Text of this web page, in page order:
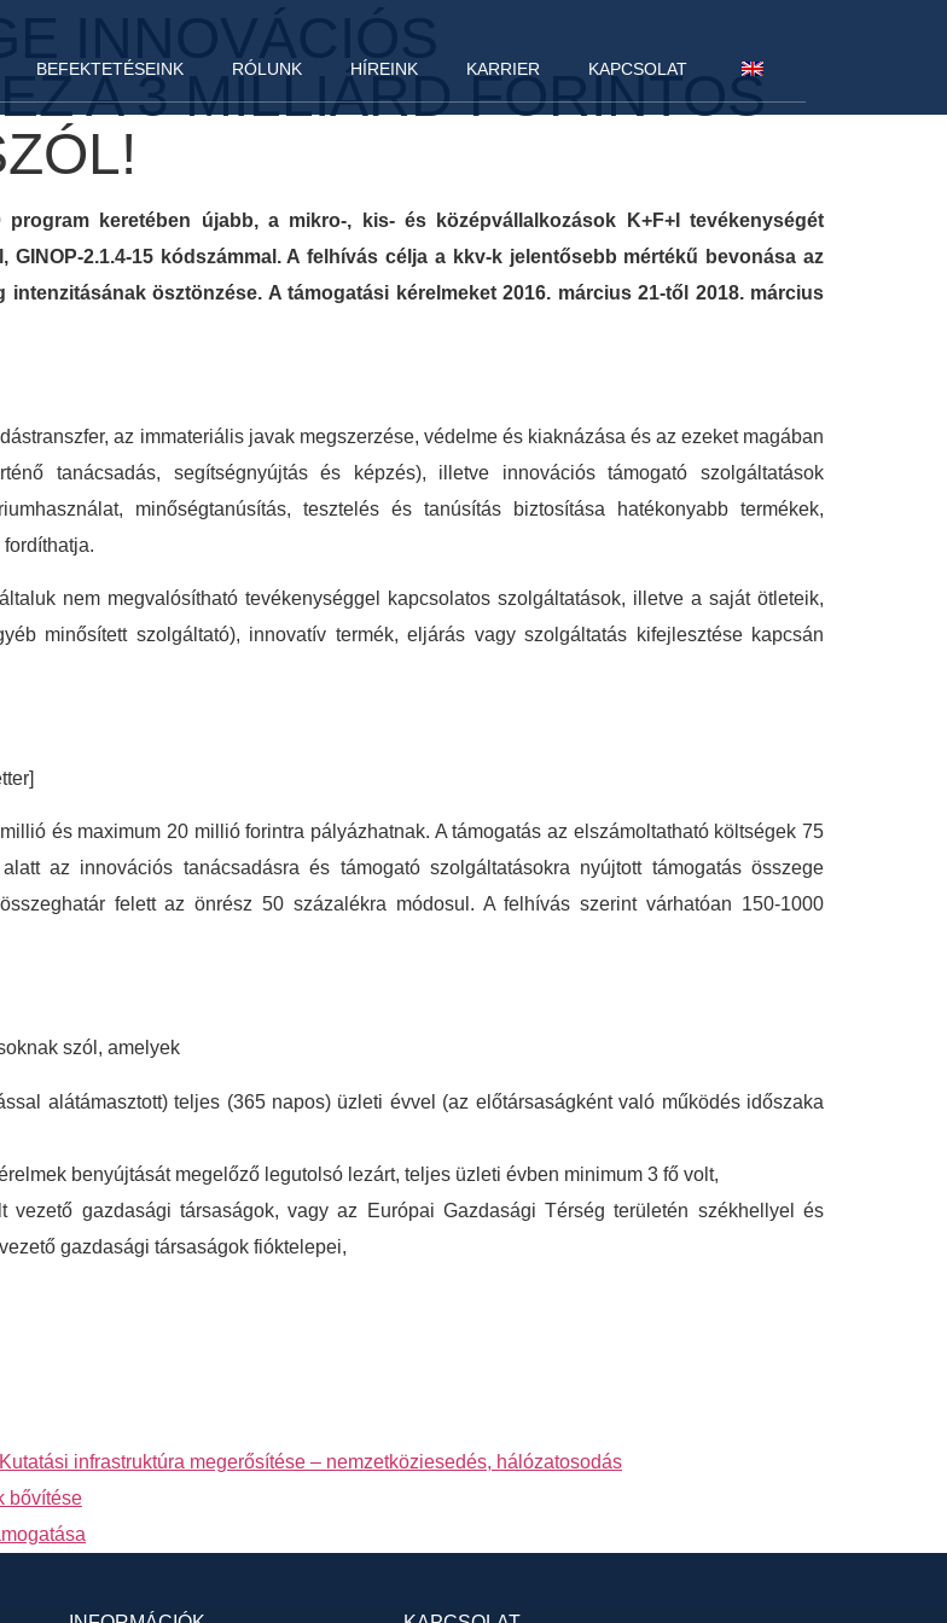
BEFEKTETÉSEINK RÓLUNK HÍREINK KARRIER KAPCSOLAT
INNOVÁCIÓS
A 3 MILLIÁRD FORINTOS
program keretében újabb, a mikro-, kis- és középvállalkozások K+F+I tevékenységét
GINOP-2.1.4-15 kódszámmal. A felhívás célja a kkv-k jelentősebb mértékű bevonása az
ösztönzése. A támogatási kérelmeket 2016. március 21-től 2018. március
az immateriális javak megszerzése, védelme és kiaknázása és az ezeket magában
tanácsadás, segítségnyújtás és képzés), illetve innovációs támogató szolgáltatások
minőségtanúsítás, tesztelés és tanúsítás biztosítása hatékonyabb termékek,
nem megvalósítható tevékenységgel kapcsolatos szolgáltatások, illetve a saját ötleteik,
minősített szolgáltató), innovatív termék, eljárás vagy szolgáltatás kifejlesztése kapcsán
és maximum 20 millió forintra pályázhatnak. A támogatás az elszámoltatható költségek 75
az innovációs tanácsadásra és támogató szolgáltatásokra nyújtott támogatás összege
felett az önrész 50 százalékra módosul. A felhívás szerint várhatóan 150-1000
szól, amelyek
alátámasztott) teljes (365 napos) üzleti évvel (az előtársaságként való működés időszaka
benyújtását megelőző legutolsó lezárt, teljes üzleti évben minimum 3 fő volt,
vezető gazdasági társaságok, vagy az Európai Gazdasági Térség területén székhellyel és
gazdasági társaságok fióktelepei,
infrastruktúra megerősítése – nemzetköziesedés, hálózatosodás
bővítése